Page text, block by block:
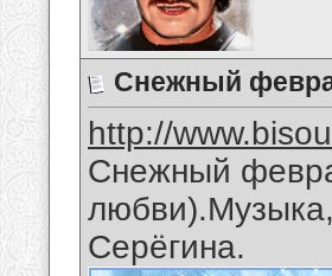
Снежный
http://
Снежный
Серёгина.